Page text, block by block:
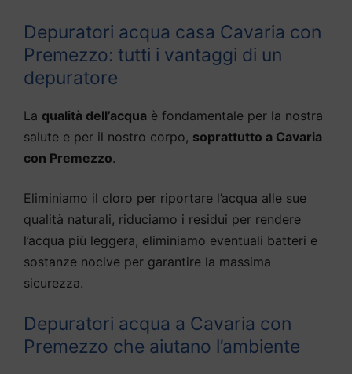
Depuratori acqua casa Cavaria con
Premezzo: tutti i vantaggi di un
depuratore
La qualità dell’acqua è fondamentale per la nostra
salute e per il nostro corpo, soprattutto a Cavaria
con Premezzo.
Eliminiamo il cloro per riportare l’acqua alle sue
qualità naturali, riduciamo i residui per rendere
l’acqua più leggera, eliminiamo eventuali batteri e
sostanze nocive per garantire la massima
sicurezza.
Depuratori acqua a Cavaria con
Premezzo che aiutano l’ambiente